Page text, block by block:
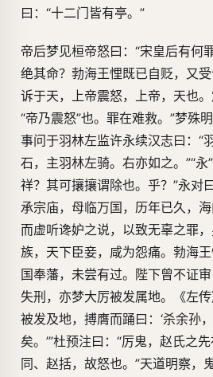
曰：“十二门皆有亭。”
帝后梦见桓帝怒曰：“宋皇后有何
绝其命？勃海王悝既已自贬，又
诉于天，上帝震怒，上帝，天也
“帝乃震怒”也。罪在难救。”梦殊
事问于羽林左监许永续汉志曰：“
石，主羽林左骑。右亦如之。”“永
祥？其可攘攘谓除也。乎？”永对
承宗庙，母临万国，历年已久，海
而虚听谗妒之说，以致无辜之罪
族，天下臣妾，咸为怨痛。勃海
国奉藩，未尝有过。陛下曾不证
失刑，亦梦大厉被发属地。《左传
被发及地，搏膺而踊曰：‘杀余孙
矣。’”杜预注曰：“厉鬼，赵氏之
同、赵括，故怒也。”天道明察，